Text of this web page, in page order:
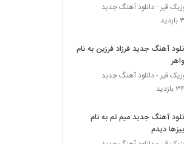
Shahram Rajabi
نذار از شهرام ستاری به همراه
قیر - دانلود آهنگ جدبد
آهنگ جدید فرزاد فرزین به نام
قیر - دانلود آهنگ جدبد
آهنگ جدید میم تم به نام
دیدم